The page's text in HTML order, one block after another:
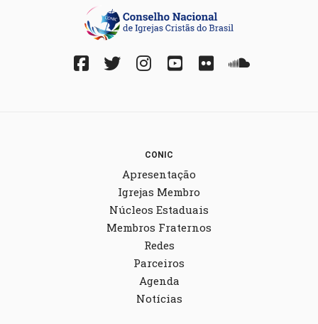
Facebook
TwitterInstagram
YouTubeFickr
CONIC
Apresentação
Igrejas Membro
Núcleos Estaduais
Membros Fraternos
Redes
Parceiros
Agenda
Notícias